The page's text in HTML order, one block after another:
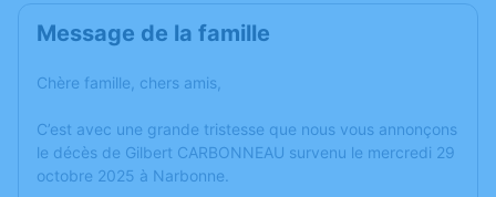
Message de la famille
Chère famille, chers amis,
C’est avec une grande tristesse que nous vous annonçons
le décès de Gilbert CARBONNEAU survenu le mercredi 29
octobre 2025 à Narbonne.